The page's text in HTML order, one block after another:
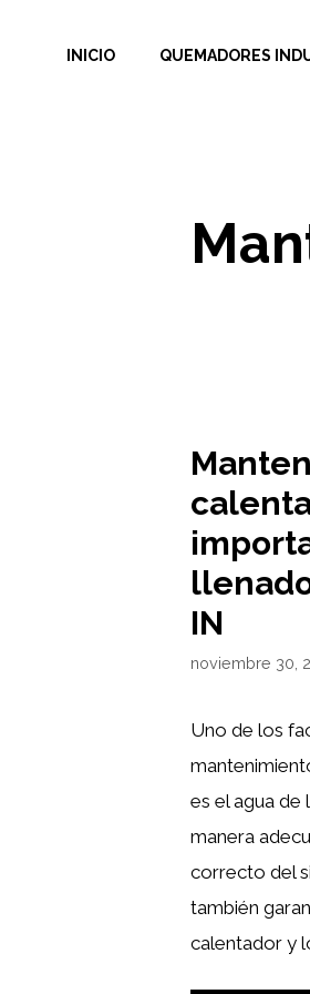
INICIO QUEMADORES
IN
noviembre 30,
Uno de los
es el agua de
manera
correcto del
también
calentador y